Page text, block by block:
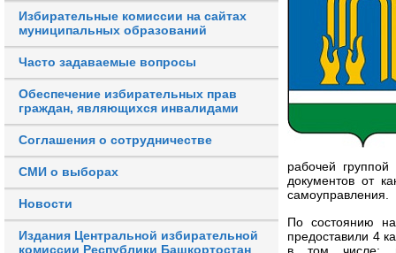
Избирательные комиссии на сайтах
муниципальных образований
Часто задаваемые вопросы
Обеспечение избирательных прав
граждан, являющихся инвалидами
Соглашения о сотрудничестве
СМИ о выборах
Новости
Издания Центральной избирательной
комиссии Республики Башкортостан
рабочей группой
документов от
самоуправления.
По состоянию
предоставили 4